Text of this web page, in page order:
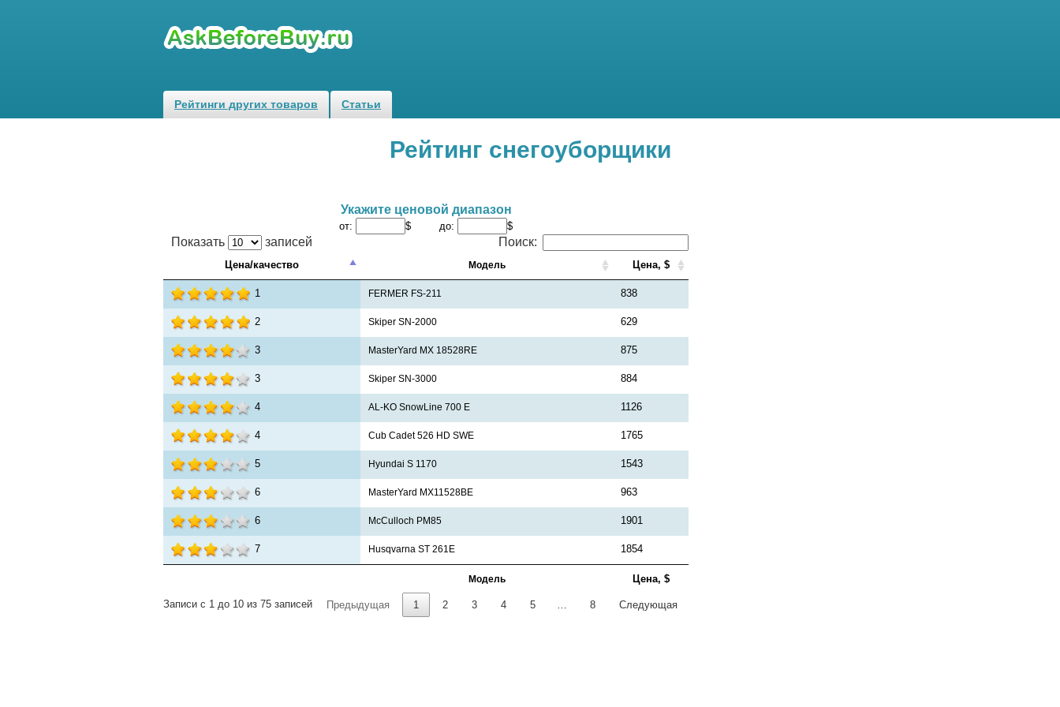
Рейтинги других товаров Статьи
Рейтинг снегоуборщики
Укажите ценовой диапазон
от: $ до: $
Показать записей Поиск:
Цена/качество Модель Цена, $
Модель Цена, $
1 FERMER FS-211 838
2 Skiper SN-2000 629
3 MasterYard MX 18528RE 875
3 Skiper SN-3000 884
4 AL-KO SnowLine 700 E 1126
4 Cub Cadet 526 HD SWE 1765
5 Hyundai S 1170 1543
6 MasterYard MX11528BE 963
6 McCulloch PM85 1901
7 Husqvarna ST 261E 1854
Записи с 1 до 10 из 75 записей Предыдущая 1 2 3 4 5 8 Следующая